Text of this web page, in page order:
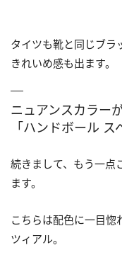
タイツも靴と同じブラ
きれいめ感も出ます。
ニュアンスカラー
「ハンドボール ス
続きまして、もう一点
ます。
こちらは配色に一目惚
ツィアル。